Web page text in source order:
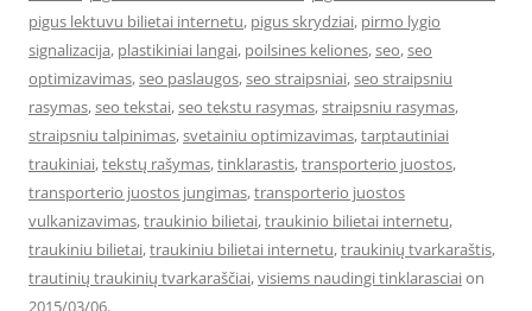
pigus lektuvu bilietai internetu, pigus skrydziai, pirmo lygio
signalizacija, plastikiniai langai, poilsines keliones,seo,seo
optimizavimas,seo paslaugos,seo straipsniai,seo straipsniu
rasymas,seo tekstai,seo tekstu rasymas,straipsniu rasymas,
straipsniu talpinimas,svetainiu optimizavimas,tarptautiniai
traukiniai,tekstų rašymas,tinklarastis,transporterio juostos,
transporterio juostos jungimas,transporterio juostos
vulkanizavimas,traukinio bilietai,traukinio bilietai internetu,
traukiniu bilietai,traukiniu bilietai internetu,traukinių tvarkaraštis,
trautinių traukinių tvarkaraščiai,visiems naudingi tinklarasciaion
2015/03/06.